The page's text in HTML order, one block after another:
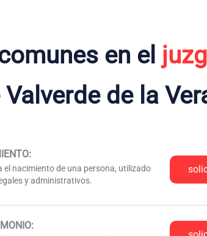
en el
de la
:
el nacimiento de una persona, utilizado
y administrativos.